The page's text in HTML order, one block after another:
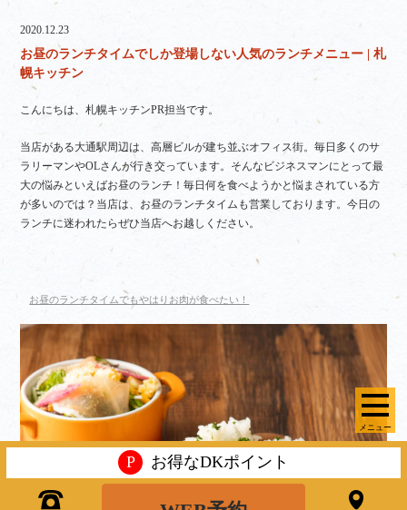
メニュー
2020.12.23
お昼のランチタイムでしか登場しない人気のランチメニュー | 札
幌キッチン
こんにちは、札幌キッチンPR担当です。
当店がある大通駅周辺は、高層ビルが建ち並ぶオフィス街。毎日多くのサ
ラリーマンやOLさんが行き交っています。そんなビジネスマンにとって最
大の悩みといえばお昼のランチ！毎日何を食べようかと悩まされている方
が多いのでは？当店は、お昼のランチタイムも営業しております。今日の
ランチに迷われたらぜひ当店へお越しください。
お昼のランチタイムでもやはりお肉が食べたい！
P お得なDKポイント